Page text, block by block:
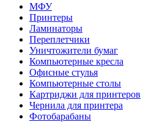
МФУ
Принтеры
Ламинаторы
Переплетчики
Уничтожители бумаг
Компьютерные кресла
Офисные стулья
Компьютерные столы
Картриджи для принтеров
Чернила для принтера
Фотобарабаны